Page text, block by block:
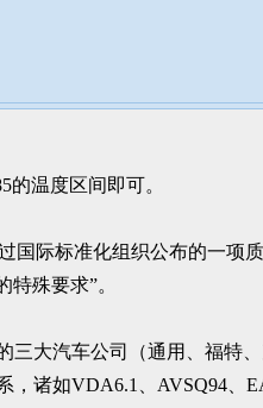
温度区间即可。
际标准化组织公布的一项
殊要求”。
大汽车公司（通用、福特
诸如VDA6.1、AVSQ94、